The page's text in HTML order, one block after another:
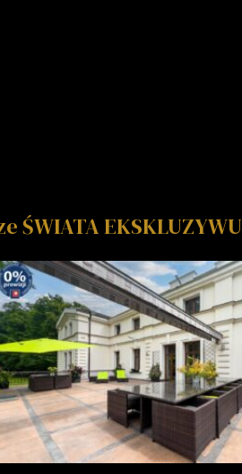
ŚWIATA EKSKLUZYWU